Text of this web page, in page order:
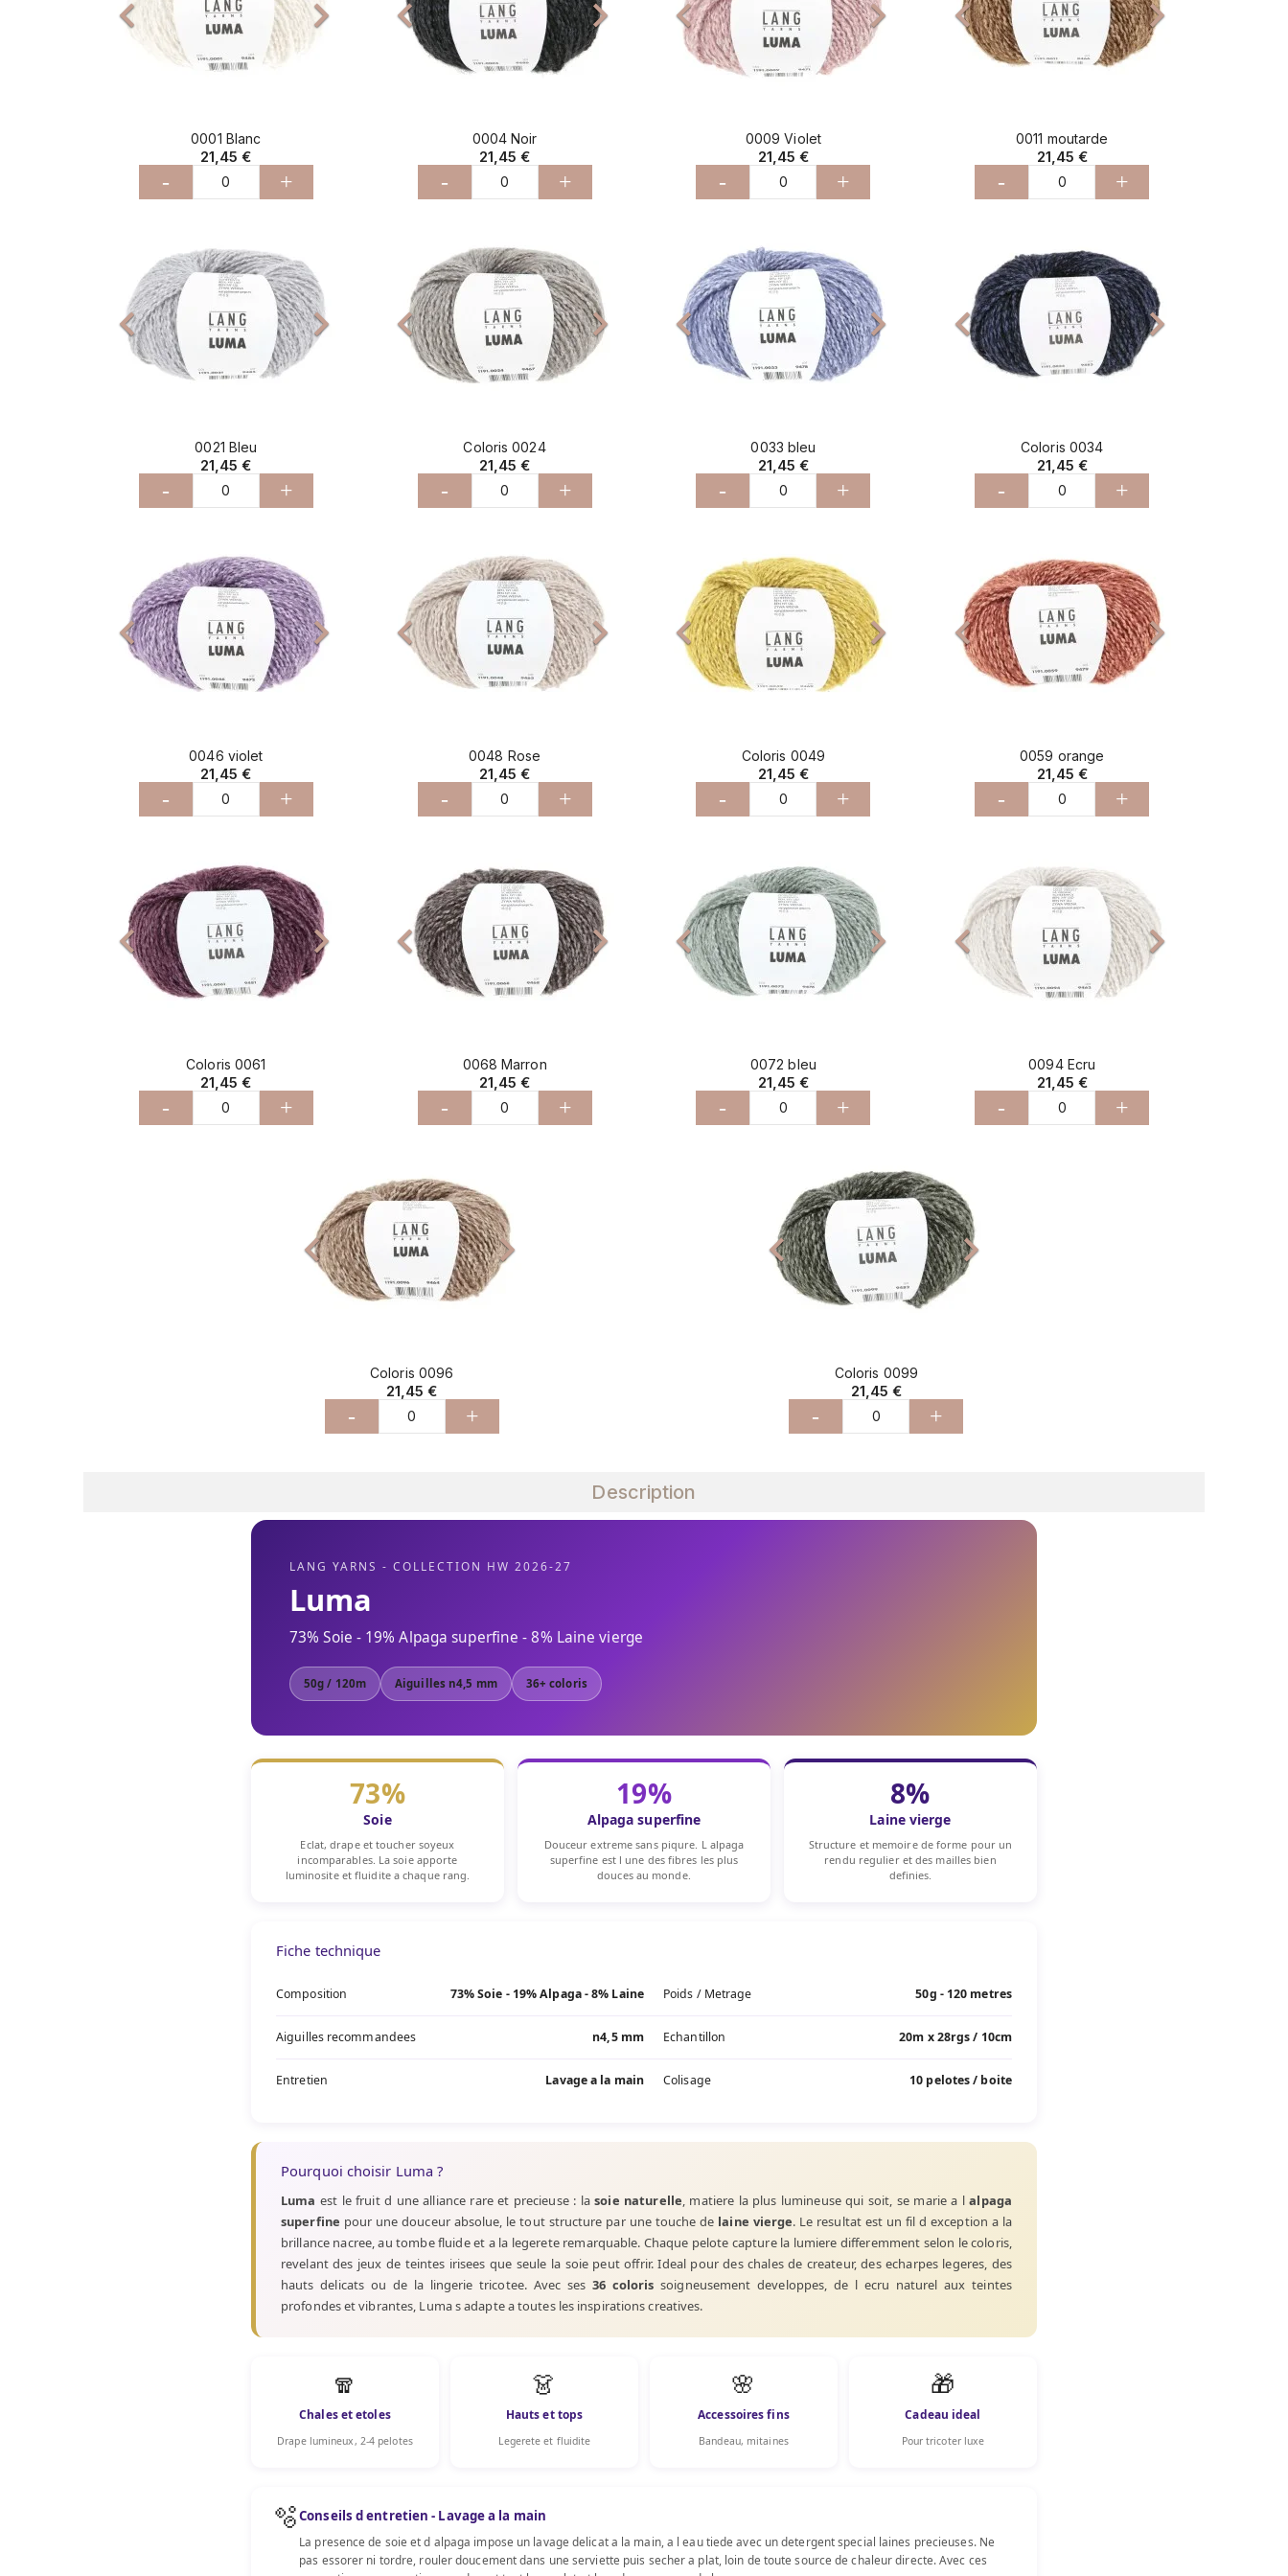
 
0001 Blanc
21,45 €
- +
 
0004 Noir
21,45 €
- +
 
0009 Violet
21,45 €
- +
 
0011 moutarde
21,45 €
- +
 
0021 Bleu
21,45 €
- +
 
Coloris 0024
21,45 €
- +
 
0033 bleu
21,45 €
- +
 
Coloris 0034
21,45 €
- +
 
0046 violet
21,45 €
- +
 
0048 Rose
21,45 €
- +
 
Coloris 0049
21,45 €
- +
 
0059 orange
21,45 €
- +
 
Coloris 0061
21,45 €
- +
 
0068 Marron
21,45 €
- +
 
0072 bleu
21,45 €
- +
 
0094 Ecru
21,45 €
- +
 
Coloris 0096
21,45 €
- +
 
Coloris 0099
21,45 €
- +
Description
LANG YARNS - COLLECTION HW 2026-27
Luma
73% Soie - 19% Alpaga superfine - 8% Laine vierge
50g / 120m Aiguilles n4,5 mm 36+ coloris
73%
Soie
Eclat, drape et toucher soyeux
incomparables. La soie apporte
luminosite et fluidite a chaque rang.
19%
Alpaga superfine
Douceur extreme sans piqure. L alpaga
superfine est l une des fibres les plus
douces au monde.
8%
Laine vierge
Structure et memoire de forme pour un
rendu regulier et des mailles bien
definies.
Fiche technique
Composition 73% Soie - 19% Alpaga - 8% Laine Poids / Metrage 50g - 120 metres
Aiguilles recommandees n4,5 mm Echantillon 20m x 28rgs / 10cm
Entretien Lavage a la main Colisage 10 pelotes / boite
Pourquoi choisir Luma ?
Luma est le fruit d une alliance rare et precieuse : lasoie naturelle, matiere la plus lumineuse qui soit, se marie a lalpaga
superfine pour une douceur absolue, le tout structure par une touche de laine vierge. Le resultat est un fil d exception a la
brillance nacree, au tombe fluide et a la legerete remarquable. Chaque pelote capture la lumiere differemment selon le coloris,
revelant des jeux de teintes irisees que seule la soie peut offrir. Ideal pour des chales de createur, des echarpes legeres, des
hauts delicats ou de la lingerie tricotee. Avec ses 36 coloris soigneusement developpes, de l ecru naturel aux teintes
profondes et vibrantes, Luma s adapte a toutes les inspirations creatives.
🧣
Chales et etoles
Drape lumineux, 2-4 pelotes
👗
Hauts et tops
Legerete et fluidite
🌸
Accessoires fins
Bandeau, mitaines
🎁
Cadeau ideal
Pour tricoter luxe
🫧Conseils d entretien - Lavage a la main
La presence de soie et d alpaga impose un lavage delicat a la main, a l eau tiede avec un detergent special laines precieuses. Ne
pas essorer ni tordre, rouler doucement dans une serviette puis secher a plat, loin de toute source de chaleur directe. Avec ces